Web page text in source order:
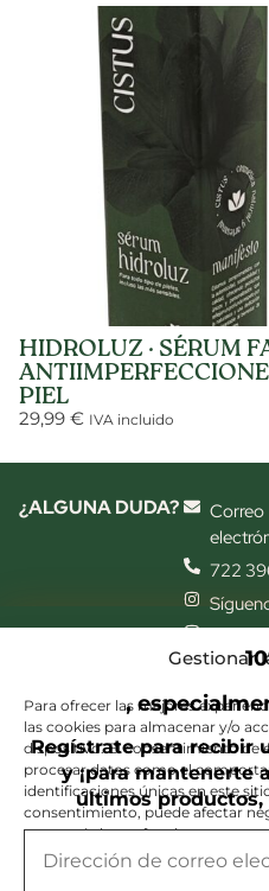
Gestionar
Para ofrecer las mejores
las cookies para almacenar y/o
dispositivo. El consentimiento de
procesar datos como el
identificaciones únicas en este
consentimiento, puede afectar
características y funciones.
10
,
Regístrate para recibir
y ¡para mantenerte
últimos productos,
HIDROLUZ · SÉRUM
PIEL
29,99 € IVA incluido
Creamos
INFORMACIÓN
Productos
Conóceme
Test Facial
Blog
Contacto
¿ALGUNA DUDA?
Correo
722